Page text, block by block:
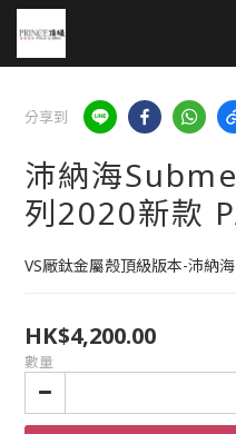
分享到
沛納海
列2020新款
VS厰鈦金屬殼頂級版本-沛納海
HK$4,200.00
數量